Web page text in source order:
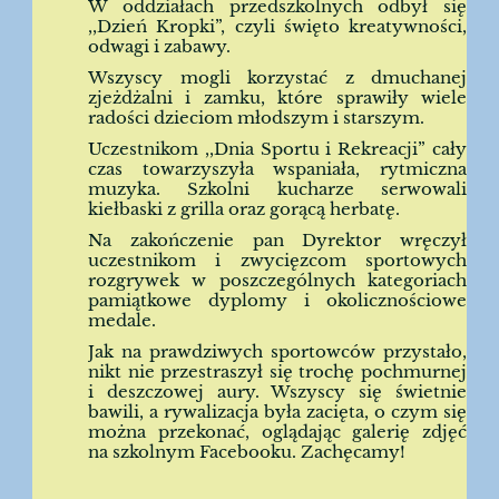
W oddziałach przedszkolnych odbył się
,,Dzień Kropki”, czyli święto kreatywności,
odwagi i zabawy.
Wszyscy mogli korzystać z dmuchanej
zjeżdżalni i zamku, które sprawiły wiele
radości dzieciom młodszym i starszym.
Uczestnikom ,,Dnia Sportu i Rekreacji” cały
czas towarzyszyła wspaniała, rytmiczna
muzyka. Szkolni kucharze serwowali
kiełbaski z grilla oraz gorącą herbatę.
Na zakończenie pan Dyrektor wręczył
uczestnikom i zwycięzcom sportowych
rozgrywek w poszczególnych kategoriach
pamiątkowe dyplomy i okolicznościowe
medale.
Jak na prawdziwych sportowców przystało,
nikt nie przestraszył się trochę pochmurnej
i deszczowej aury. Wszyscy się świetnie
bawili, a rywalizacja była zacięta, o czym się
można przekonać, oglądając galerię zdjęć
na szkolnym Facebooku. Zachęcamy!